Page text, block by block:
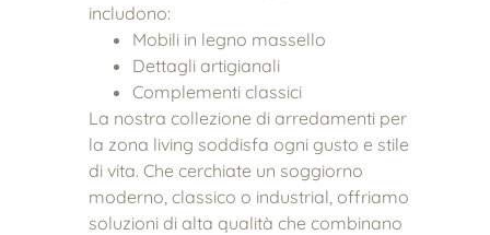
includono:
Mobili in legno massello
Dettagli artigianali
Complementi classici
La nostra collezione di arredamenti per
la zona living soddisfa ogni gusto e stile
di vita. Che cerchiate un soggiorno
moderno, classico o industrial, offriamo
soluzioni di alta qualità che combinano